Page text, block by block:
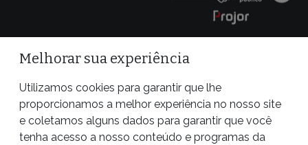
Melhorar sua experiência
Utilizamos cookies para garantir que lhe
proporcionamos a melhor experiência no nosso site
e coletamos alguns dados para garantir que você
tenha acesso a nosso conteúdo e programas da